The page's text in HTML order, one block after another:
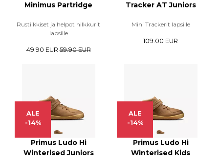
Minimus Partridge
Rustiikkiset ja helpot nilkkurit
lapsille
49.90 EUR 59.90 EUR
Tracker AT Juniors
Mini Trackerit lapsille
109.00 EUR
ALE
-14%
Primus Ludo Hi
Winterised Juniors
ALE
-14%
Primus Ludo Hi
Winterised Kids